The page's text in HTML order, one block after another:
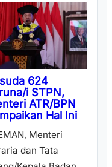
624
i STPN,
ATR/BPN
Hal Ini
Menteri
dan Tata